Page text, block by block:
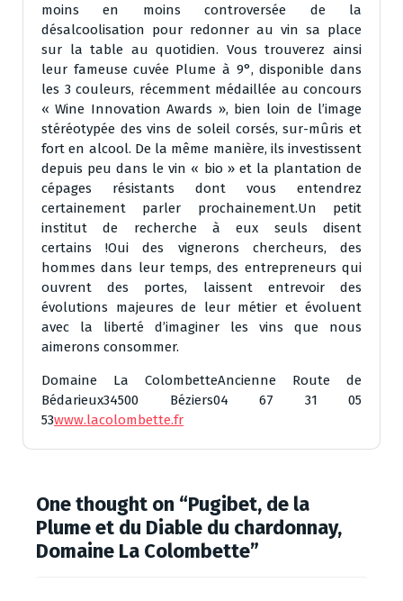
moins en moins controversée de la
désalcoolisation pour redonner au vin sa place
sur la table au quotidien. Vous trouverez ainsi
leur fameuse cuvée Plume à 9°, disponible dans
les 3 couleurs, récemment médaillée au concours
« Wine Innovation Awards », bien loin de l’image
stéréotypée des vins de soleil corsés, sur-mûris et
fort en alcool. De la même manière, ils investissent
depuis peu dans le vin « bio » et la plantation de
cépages résistants dont vous entendrez
certainement parler prochainement.Un petit
institut de recherche à eux seuls disent
certains !Oui des vignerons chercheurs, des
hommes dans leur temps, des entrepreneurs qui
ouvrent des portes, laissent entrevoir des
évolutions majeures de leur métier et évoluent
avec la liberté d’imaginer les vins que nous
aimerons consommer.
Domaine La ColombetteAncienne Route de
Bédarieux34500 Béziers04 67 31 05
53www.lacolombette.fr
One thought on “Pugibet, de la
Plume et du Diable du chardonnay,
Domaine La Colombette”